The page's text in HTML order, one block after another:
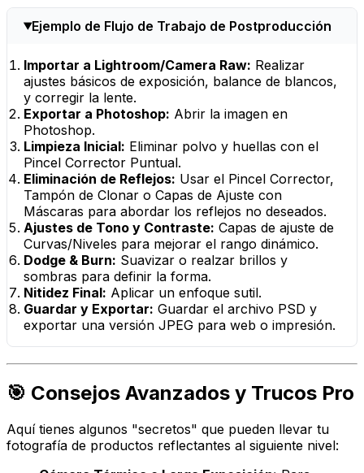
Ejemplo de Flujo de Trabajo de Postproducción
Importar a Lightroom/Camera Raw: Realizar
ajustes básicos de exposición, balance de blancos,
y corregir la lente.
Exportar a Photoshop: Abrir la imagen en
Photoshop.
Limpieza Inicial: Eliminar polvo y huellas con el
Pincel Corrector Puntual.
Eliminación de Reflejos: Usar el Pincel Corrector,
Tampón de Clonar o Capas de Ajuste con
Máscaras para abordar los reflejos no deseados.
Ajustes de Tono y Contraste: Capas de ajuste de
Curvas/Niveles para mejorar el rango dinámico.
Dodge & Burn: Suavizar o realzar brillos y
sombras para definir la forma.
Nitidez Final: Aplicar un enfoque sutil.
Guardar y Exportar: Guardar el archivo PSD y
exportar una versión JPEG para web o impresión.
🎯 Consejos Avanzados y Trucos Pro
Aquí tienes algunos "secretos" que pueden llevar tu
fotografía de productos reflectantes al siguiente nivel: